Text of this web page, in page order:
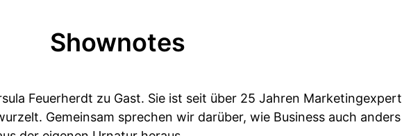
Shownotes
Feuerherdt zu Gast. Sie ist seit über 25 Jahren
Gemeinsam sprechen wir darüber, wie Business auch anders